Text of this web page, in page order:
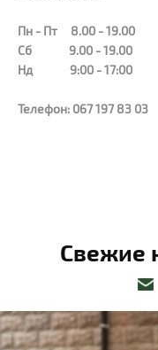
Пн - Пт 8.00 - 19.00
Сб 9.00 - 19.00
Нд 9:00 - 17:00
Телефон: 067 197 83 03
Свежие